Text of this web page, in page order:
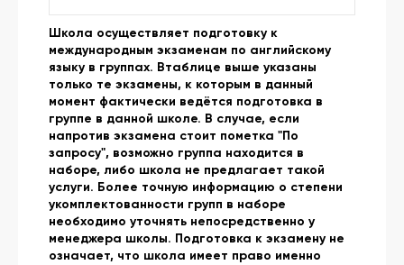
Школа осуществляет подготовку к
международным экзаменам по английскому
языку в группах. Втаблице выше указаны
только те экзамены, к которым в данный
момент фактически ведётся подготовка в
группе в данной школе. В случае, если
напротив экзамена стоит пометка "По
запросу", возможно группа находится в
наборе, либо школа не предлагает такой
услуги. Более точную информацию о степени
укомплектованности групп в наборе
необходимо уточнять непосредственно у
менеджера школы. Подготовка к экзамену не
означает, что школа имеет право именно